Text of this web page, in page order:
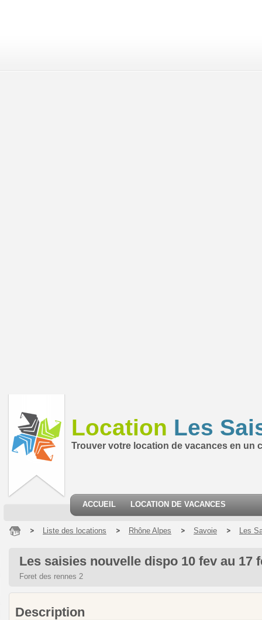
Location Les
Trouver votre location de vacances en un
ACCUEIL LOCATION DE VACANCES
Liste des locations Rhône Alpes Savoie Les
Les saisies nouvelle dispo 10 fev au 17
Foret des rennes 2
Description